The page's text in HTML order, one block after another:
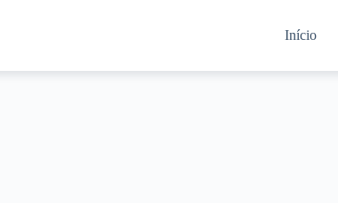
Início